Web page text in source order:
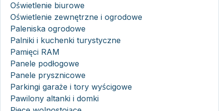
Oświetlenie biurowe
Oświetlenie zewnętrzne i ogrodowe
Paleniska ogrodowe
Palniki i kuchenki turystyczne
Pamięci RAM
Panele podłogowe
Panele prysznicowe
Parkingi garaże i tory wyścigowe
Pawilony altanki i domki